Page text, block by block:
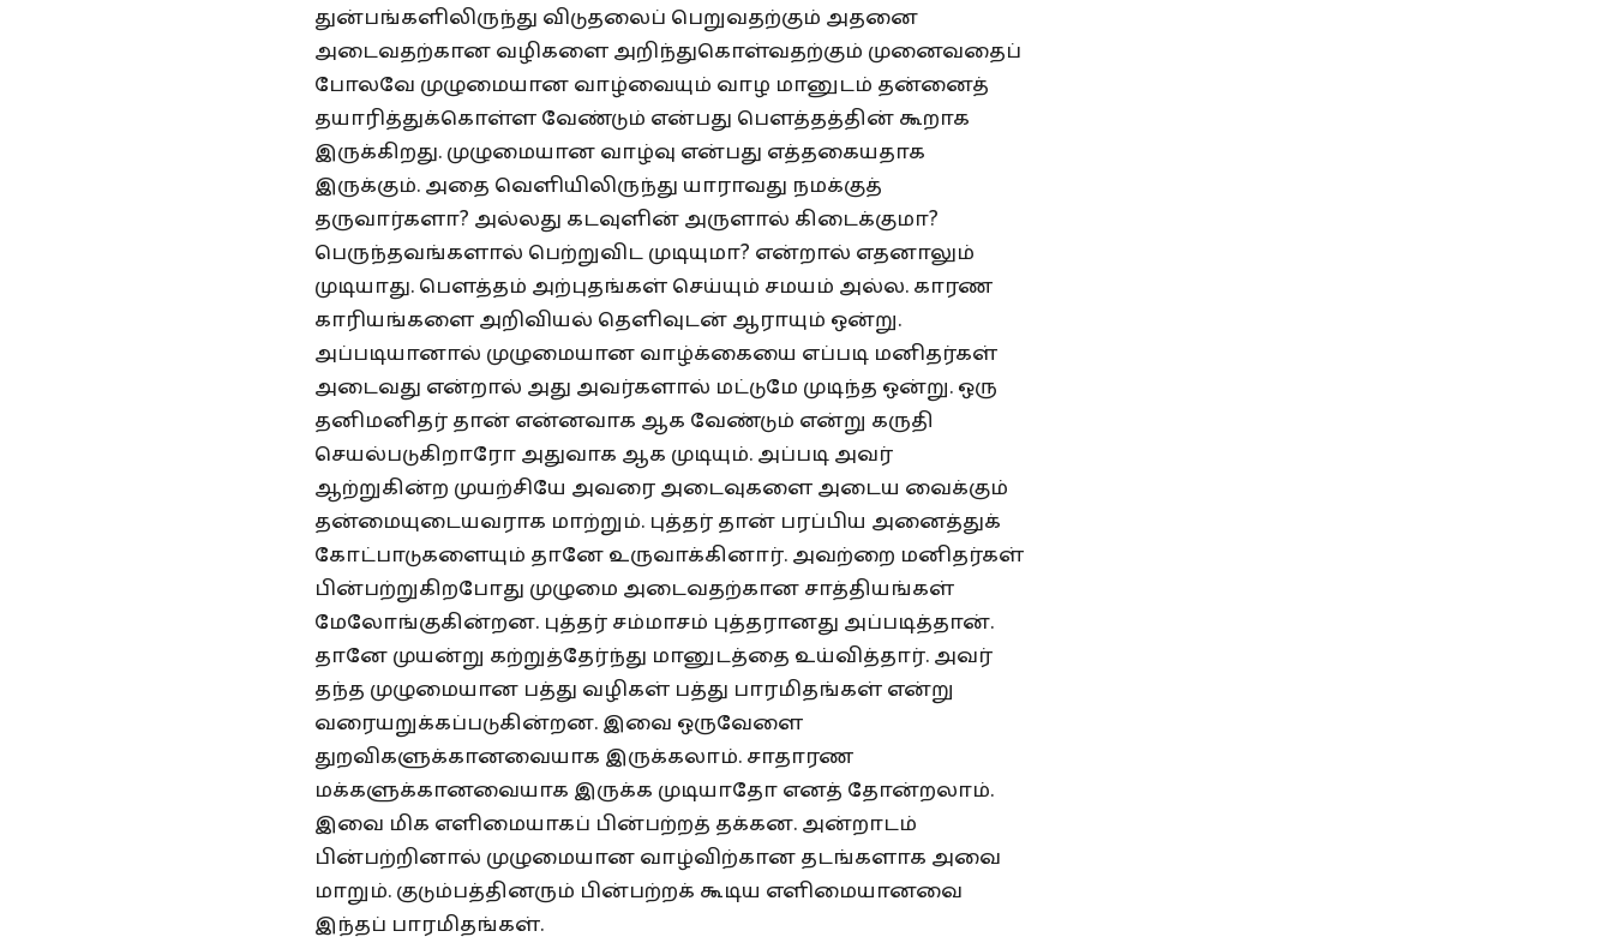
துன்பங்களிலிருந்து விடுதலைப் பெறுவதற்கும் அதனை
அடைவதற்கான வழிகளை அறிந்துகொள்வதற்கும் முனைவதைப்
போலவே முழுமையான வாழ்வையும் வாழ மானுடம் தன்னைத்
தயாரித்துக்கொள்ள வேண்டும் என்பது பௌத்தத்தின் கூறாக
இருக்கிறது. முழுமையான வாழ்வு என்பது எத்தகையதாக
இருக்கும். அதை வெளியிலிருந்து யாராவது நமக்குத்
தருவார்களா? அல்லது கடவுளின் அருளால் கிடைக்குமா?
பெருந்தவங்களால் பெற்றுவிட முடியுமா? என்றால் எதனாலும்
முடியாது. பௌத்தம் அற்புதங்கள் செய்யும் சமயம் அல்ல. காரண
காரியங்களை அறிவியல் தெளிவுடன் ஆராயும் ஒன்று.
அப்படியானால் முழுமையான வாழ்க்கையை எப்படி மனிதர்கள்
அடைவது என்றால் அது அவர்களால் மட்டுமே முடிந்த ஒன்று. ஒரு
தனிமனிதர் தான் என்னவாக ஆக வேண்டும் என்று கருதி
செயல்படுகிறாரோ அதுவாக ஆக முடியும். அப்படி அவர்
ஆற்றுகின்ற முயற்சியே அவரை அடைவுகளை அடைய வைக்கும்
தன்மையுடையவராக மாற்றும். புத்தர் தான் பரப்பிய அனைத்துக்
கோட்பாடுகளையும் தானே உருவாக்கினார். அவற்றை மனிதர்கள்
பின்பற்றுகிறபோது முழுமை அடைவதற்கான சாத்தியங்கள்
மேலோங்குகின்றன. புத்தர் சம்மாசம் புத்தரானது அப்படித்தான்.
தானே முயன்று கற்றுத்தேர்ந்து மானுடத்தை உய்வித்தார். அவர்
தந்த முழுமையான பத்து வழிகள் பத்து பாரமிதங்கள் என்று
வரையறுக்கப்படுகின்றன. இவை ஒருவேளை
துறவிகளுக்கானவையாக இருக்கலாம். சாதாரண
மக்களுக்கானவையாக இருக்க முடியாதோ எனத் தோன்றலாம்.
இவை மிக எளிமையாகப் பின்பற்றத் தக்கன. அன்றாடம்
பின்பற்றினால் முழுமையான வாழ்விற்கான தடங்களாக அவை
மாறும். குடும்பத்தினரும் பின்பற்றக் கூடிய எளிமையானவை
இந்தப் பாரமிதங்கள்.